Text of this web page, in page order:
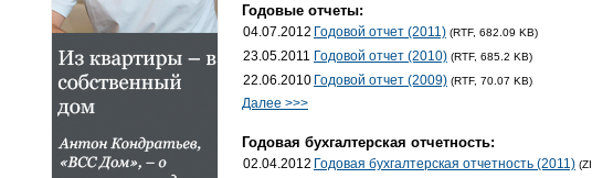
Годовые отчеты:
04.07.2012 Годовой отчет (2011) (RTF, 682.09 KB)
23.05.2011 Годовой отчет (2010) (RTF, 685.2 KB)
22.06.2010 Годовой отчет (2009) (RTF, 70.07 KB)
Далее >>>
Годовая бухгалтерская отчетность:
02.04.2012 Годовая бухгалтерская отчетность (2011)